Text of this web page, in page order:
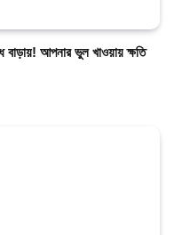
বাড়ায়! আপনার ভুল খাওয়ায় ক্ষতি